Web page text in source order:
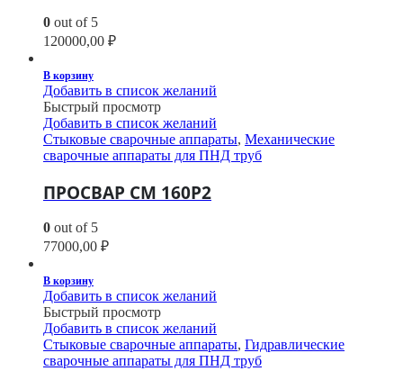
0 out of 5
120000,00 ₽
В корзину
Добавить в список желаний
Быстрый просмотр
Добавить в список желаний
Стыковые сварочные аппараты, Механические
сварочные аппараты для ПНД труб
ПРОСВАР СМ 160Р2
0 out of 5
77000,00 ₽
В корзину
Добавить в список желаний
Быстрый просмотр
Добавить в список желаний
Стыковые сварочные аппараты, Гидравлические
сварочные аппараты для ПНД труб